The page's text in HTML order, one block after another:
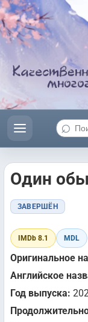
⌕
Один
ЗАВЕРШЁН
IMDb 8.1 MDL
Оригинальное
Английское
Год выпуска: